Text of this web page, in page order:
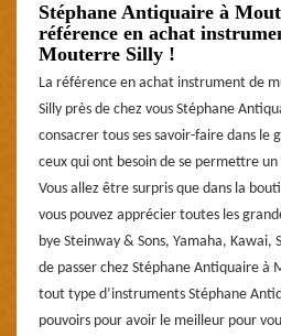
Stéphane Antiquaire à
référence en achat
Mouterre Silly !
La référence en achat instrument de
Silly près de chez vous Stéphane
consacrer tous ses savoir-faire dans le
ceux qui ont besoin de se permettre
Vous allez être surpris que dans la
vous pouvez apprécier toutes les
bye Steinway & Sons, Yamaha, Kawai,
de passer chez Stéphane Antiquaire à
tout type d’instruments Stéphane
pouvoirs pour avoir le meilleur pour